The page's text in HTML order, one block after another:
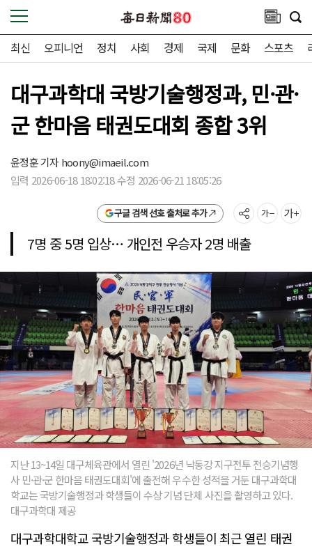
최신 오피니언 정치 사회 경제 국제 문화 스포츠
대구과학대 국방기술행정과, 민·관·
군 한마음 태권도대회 종합 3위
윤정훈 기자hoony@imaeil.com
입력 2026-06-18 18:02:18 수정 2026-06-21 18:05:26
구글 검색 선호 출처로 추가
7명 중 5명 입상… 개인전 우승자 2명 배출
지난 13~14일 대구체육관에서 열린 '2026년 낙동강 지구전투 전승기념행
사 민·관·군 한마음 태권도대회'에 출전해 우수한 성적을 거둔 대구과학대
학교는 국방기술행정과 학생들이 수상 기념 단체 사진을 촬영하고 있다.
대구과학대 제공
대구과학대학교 국방기술행정과 학생들이 최근 열린 태권